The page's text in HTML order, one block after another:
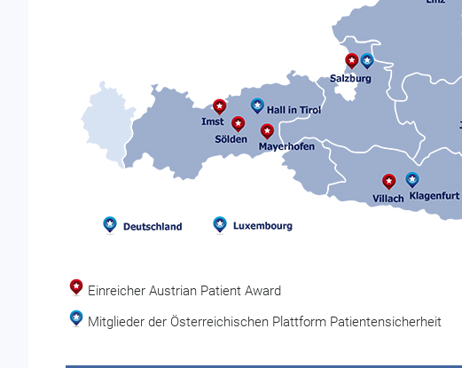
Einreicher Austrian Patient Award
Mitglieder der Österreichischen Plattform Patientensicherheit